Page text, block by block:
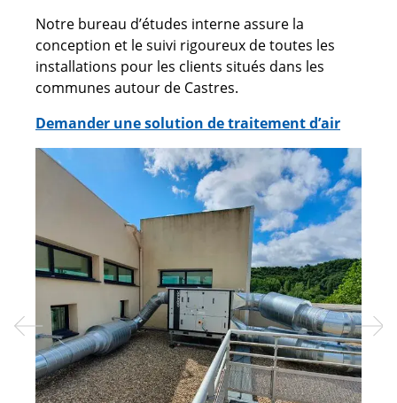
Notre bureau d’études interne assure la
conception et le suivi rigoureux de toutes les
installations pour les clients situés dans les
communes autour de Castres.
Demander une solution de traitement d’air
Previous